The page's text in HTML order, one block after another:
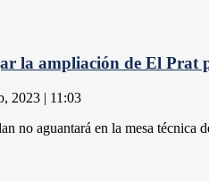
la ampliación de El Prat
2023 | 11:03
no aguantará en la mesa técnica